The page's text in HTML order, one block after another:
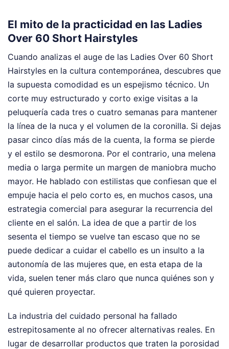
El mito de la practicidad en las Ladies
Over 60 Short Hairstyles
Cuando analizas el auge de las Ladies Over 60 Short
Hairstyles en la cultura contemporánea, descubres que
la supuesta comodidad es un espejismo técnico. Un
corte muy estructurado y corto exige visitas a la
peluquería cada tres o cuatro semanas para mantener
la línea de la nuca y el volumen de la coronilla. Si dejas
pasar cinco días más de la cuenta, la forma se pierde
y el estilo se desmorona. Por el contrario, una melena
media o larga permite un margen de maniobra mucho
mayor. He hablado con estilistas que confiesan que el
empuje hacia el pelo corto es, en muchos casos, una
estrategia comercial para asegurar la recurrencia del
cliente en el salón. La idea de que a partir de los
sesenta el tiempo se vuelve tan escaso que no se
puede dedicar a cuidar el cabello es un insulto a la
autonomía de las mujeres que, en esta etapa de la
vida, suelen tener más claro que nunca quiénes son y
qué quieren proyectar.
La industria del cuidado personal ha fallado
estrepitosamente al no ofrecer alternativas reales. En
lugar de desarrollar productos que traten la porosidad